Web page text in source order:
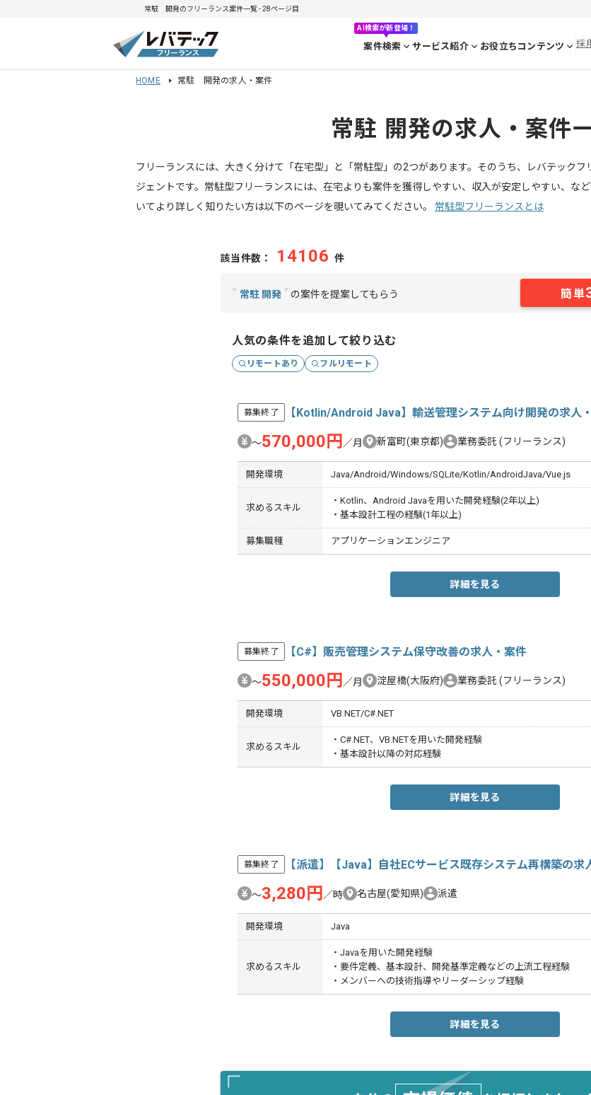
常駐 開発のフリーランス案件一覧 - 28ページ目
AI検索が新登場！
案件検索 サービス紹介 お役立ちコンテンツ 採
HOME 常駐 開発の求人・案件
常駐 開発の求人・案件
フリーランスには、大きく分けて「在宅型」と「常駐型」の2つがあります。そのうち、レバテック
ジェントです。常駐型フリーランスには、在宅よりも案件を獲得しやすい、収入が安定しやすい、な
いてより詳しく知りたい方は以下のページを覗いてみてください。 常駐型フリーランスとは
該当件数： 14106 件
“ 常駐 開発 ” の案件を提案してもらう 簡単
人気の条件を追加して絞り込む
リモートあり フルリモート
募集終了 【Kotlin/Android Java】輸送管理システム向け開発の求人
〜570,000円 ／月 新富町(東京都) 業務委託 (フリーランス)
開発環境 Java/Android/Windows/SQLite/Kotlin/AndroidJava/Vue.js
求めるスキル
・Kotlin、Android Javaを用いた開発経験(2年以上)
・基本設計工程の経験(1年以上)
募集職種 アプリケーションエンジニア
詳細を見る
募集終了 【C#】販売管理システム保守改善の求人・案件
〜550,000円 ／月 淀屋橋(大阪府) 業務委託 (フリーランス)
開発環境 VB.NET/C#.NET
求めるスキル
・C#.NET、VB.NETを用いた開発経験
・基本設計以降の対応経験
詳細を見る
募集終了 【派遣】【Java】自社ECサービス既存システム再構築の求
〜3,280円 ／時 名古屋(愛知県) 派遣
開発環境 Java
求めるスキル
・Javaを用いた開発経験
・要件定義、基本設計、開発基準定義などの上流工程経験
・メンバーへの技術指導やリーダーシップ経験
詳細を見る